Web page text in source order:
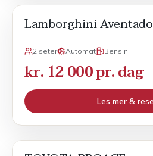
Lamborghini
2 seter Automat Bensin
kr. 12 000 pr. dag
Les mer &